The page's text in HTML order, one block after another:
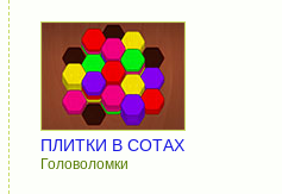
ПЛИТКИ В СОТАХ
Головоломки